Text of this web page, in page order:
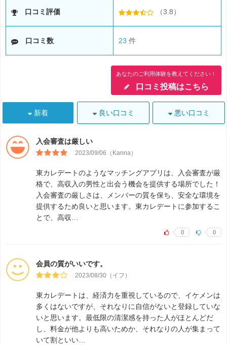
口コミ評価 （3.8）
口コミ数 23 件
あなたのご利用体験を教えてください！
口コミ投稿はこちら
新着 良い口コミ 悪い口コミ
入会審査は厳しい
2023/09/06（Kanna）
東カレデートのようなマッチングアプリは、入会審査が厳
格で、高収入の男性と出会う機会を提供する場所でした！
入会審査の厳しさは、メンバーの質を保ち、安全な環境を
提供するため良いと思います。東カレデートに参加するこ
とで、高収…
0 0
会員の質がいいです。
2023/08/30（イフ）
東カレデートは、経済力を重視しているので、イケメンは
多くはないですが、それなりに自信がないと登録していな
いと思います。最低限の清潔感を持った人がほとんどだ
し、料金が他よりも高いためか、それなりの人が集まって
いて割といい…